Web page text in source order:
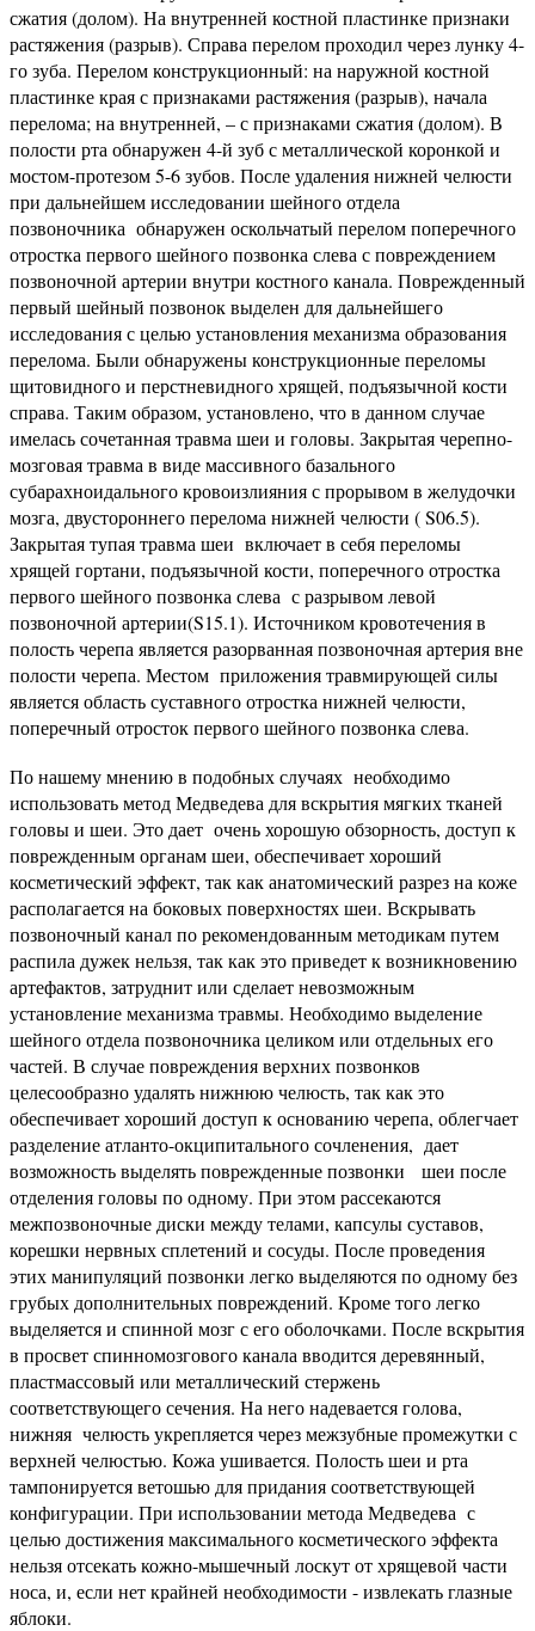
сжатия (долом). На внутренней костной пластинке признаки
растяжения (разрыв). Справа перелом проходил через лунку 4-
го зуба. Перелом конструкционный: на наружной костной
пластинке края с признаками растяжения (разрыв), начала
перелома; на внутренней, – с признаками сжатия (долом). В
полости рта обнаружен 4-й зуб с металлической коронкой и
мостом-протезом 5-6 зубов. После удаления нижней челюсти
при дальнейшем исследовании шейного отдела
позвоночника обнаружен оскольчатый перелом поперечного
отростка первого шейного позвонка слева с повреждением
позвоночной артерии внутри костного канала. Поврежденный
первый шейный позвонок выделен для дальнейшего
исследования с целью установления механизма образования
перелома. Были обнаружены конструкционные переломы
щитовидного и перстневидного хрящей, подъязычной кости
справа. Таким образом, установлено, что в данном случае
имелась сочетанная травма шеи и головы. Закрытая черепно-
мозговая травма в виде массивного базального
субарахноидального кровоизлияния с прорывом в желудочки
мозга, двустороннего перелома нижней челюсти ( S06.5).
Закрытая тупая травма шеи включает в себя переломы
хрящей гортани, подъязычной кости, поперечного отростка
первого шейного позвонка слева с разрывом левой
позвоночной артерии(S15.1). Источником кровотечения в
полость черепа является разорванная позвоночная артерия вне
полости черепа. Местом приложения травмирующей силы
является область суставного отростка нижней челюсти,
поперечный отросток первого шейного позвонка слева.
По нашему мнению в подобных случаях необходимо
использовать метод Медведева для вскрытия мягких тканей
головы и шеи. Это дает очень хорошую обзорность, доступ к
поврежденным органам шеи, обеспечивает хороший
косметический эффект, так как анатомический разрез на коже
располагается на боковых поверхностях шеи. Вскрывать
позвоночный канал по рекомендованным методикам путем
распила дужек нельзя, так как это приведет к возникновению
артефактов, затруднит или сделает невозможным
установление механизма травмы. Необходимо выделение
шейного отдела позвоночника целиком или отдельных его
частей. В случае повреждения верхних позвонков
целесообразно удалять нижнюю челюсть, так как это
обеспечивает хороший доступ к основанию черепа, облегчает
разделение атланто-окципитального сочленения, дает
возможность выделять поврежденные позвонки шеи после
отделения головы по одному. При этом рассекаются
межпозвоночные диски между телами, капсулы суставов,
корешки нервных сплетений и сосуды. После проведения
этих манипуляций позвонки легко выделяются по одному без
грубых дополнительных повреждений. Кроме того легко
выделяется и спинной мозг с его оболочками. После вскрытия
в просвет спинномозгового канала вводится деревянный,
пластмассовый или металлический стержень
соответствующего сечения. На него надевается голова,
нижняя челюсть укрепляется через межзубные промежутки с
верхней челюстью. Кожа ушивается. Полость шеи и рта
тампонируется ветошью для придания соответствующей
конфигурации. При использовании метода Медведева с
целью достижения максимального косметического эффекта
нельзя отсекать кожно-мышечный лоскут от хрящевой части
носа, и, если нет крайней необходимости - извлекать глазные
яблоки.